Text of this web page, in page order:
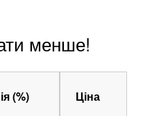
менше!
(%) Ціна